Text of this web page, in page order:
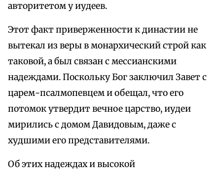
авторитетом у иудеев.
Этот факт приверженности к династии не
вытекал из веры в монархический строй как
таковой, а был связан с мессианскими
надеждами. Поскольку Бог заключил Завет с
царем-псалмопевцем и обещал, что его
потомок утвердит вечное царство, иудеи
мирились с домом Давидовым, даже с
худшими его представителями.
Об этих надеждах и высокой